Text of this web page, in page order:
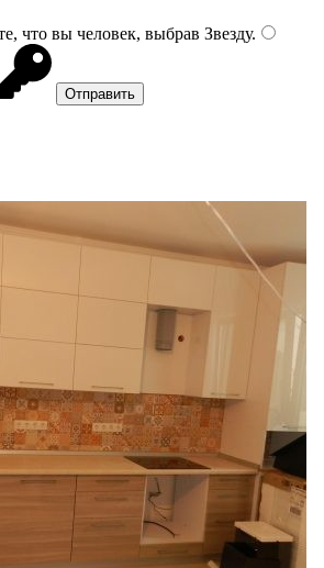
что вы человек, выбрав Звезду.